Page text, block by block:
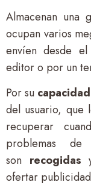
Almacenan una
ocupan varios
envíen desde
editor o por un
Por su capacidad
del usuario, que
recuperar
problemas de
son recogidas
ofertar